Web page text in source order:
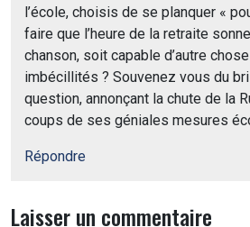
l’école, choisis de se planquer «
faire que l’heure de la retraite
chanson, soit capable d’autre
imbécillités ? Souvenez vous du
question, annonçant la chute de la
coups de ses géniales mesures
Répondre
Laisser un commentaire